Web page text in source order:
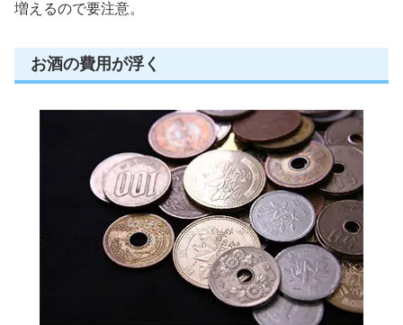
増えるので要注意。
お酒の費用が浮く